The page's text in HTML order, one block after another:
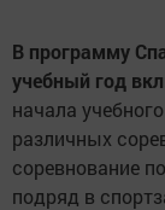
В программу
учебный год
начала
различных
соревнование
подряд в